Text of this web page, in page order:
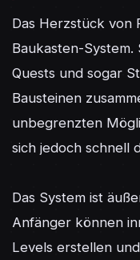
Das Herzstück von
Baukasten-
Quests und sogar
Bausteinen
unbegrenzten
sich jedoch schnell
Das System ist
Anfänger können
Levels erstellen